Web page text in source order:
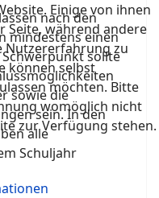
nach den
mindestens einen
Schwerpunkt sollte
sowie die
sein. In den
alle
Schuljahr
Einige von ihnen
Seite, während andere
Nutzererfahrung zu
können selbst
möchten. Bitte
womöglich nicht
zur Verfügung stehen.